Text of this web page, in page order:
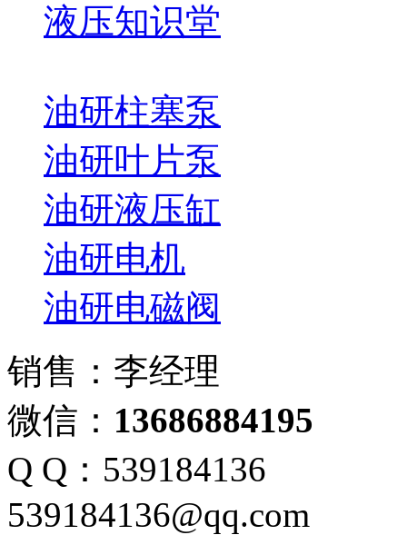
液压知识堂
油研柱塞泵
油研叶片泵
油研液压缸
油研电机
油研电磁阀
销售：李经理
微信： 13686884195
Q Q：539184136
539184136@qq.com